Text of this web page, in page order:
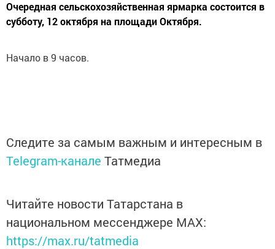
Очередная сельскохозяйственная ярмарка состоится в
субботу, 12 октября на площади Октября.
Начало в 9 часов.
Следите за самым важным и интересным в
Telegram-канале Татмедиа
Читайте новости Татарстана в
национальном мессенджере MАХ:
https://max.ru/tatmedia